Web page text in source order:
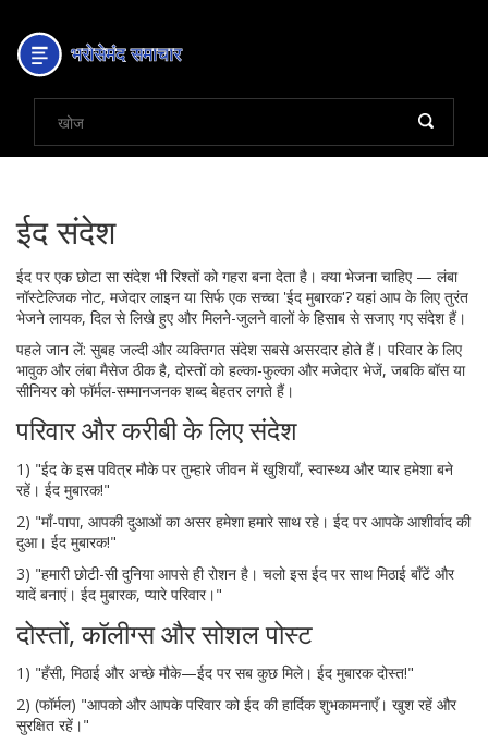
ईद संदेश
ईद पर एक छोटा सा संदेश भी रिश्तों को गहरा बना देता है। क्या भेजना चाहिए — लंबा
नॉस्टेल्जिक नोट, मजेदार लाइन या सिर्फ एक सच्चा 'ईद मुबारक'? यहां आप के लिए तुरंत
भेजने लायक, दिल से लिखे हुए और मिलने-जुलने वालों के हिसाब से सजाए गए संदेश हैं।
पहले जान लें: सुबह जल्दी और व्यक्तिगत संदेश सबसे असरदार होते हैं। परिवार के लिए
भावुक और लंबा मैसेज ठीक है, दोस्तों को हल्का-फुल्का और मजेदार भेजें, जबकि बॉस या
सीनियर को फॉर्मल-सम्मानजनक शब्द बेहतर लगते हैं।
परिवार और करीबी के लिए संदेश
1) "ईद के इस पवित्र मौके पर तुम्हारे जीवन में खुशियाँ, स्वास्थ्य और प्यार हमेशा बने
रहें। ईद मुबारक!"
2) "माँ-पापा, आपकी दुआओं का असर हमेशा हमारे साथ रहे। ईद पर आपके आशीर्वाद की
दुआ। ईद मुबारक!"
3) "हमारी छोटी-सी दुनिया आपसे ही रोशन है। चलो इस ईद पर साथ मिठाई बाँटें और
यादें बनाएं। ईद मुबारक, प्यारे परिवार।"
दोस्तों, कॉलीग्स और सोशल पोस्ट
1) "हँसी, मिठाई और अच्छे मौके—ईद पर सब कुछ मिले। ईद मुबारक दोस्त!"
2) (फॉर्मल) "आपको और आपके परिवार को ईद की हार्दिक शुभकामनाएँ। खुश रहें और
सुरक्षित रहें।"